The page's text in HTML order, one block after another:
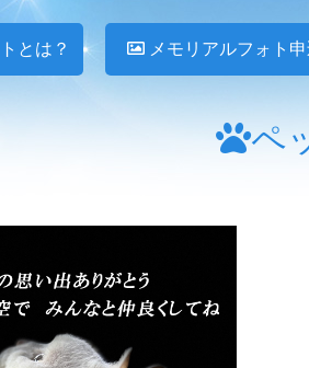
お写真
とは？ メモリアルフォト
ペ